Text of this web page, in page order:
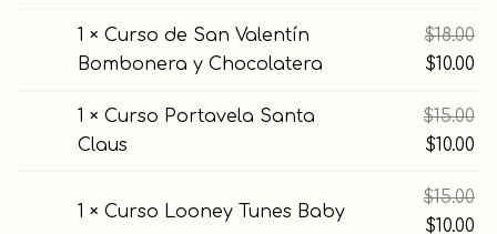
1 × Curso de San Valentín
Bombonera y Chocolatera
$18.00El
$10.00
1 × Curso Portavela Santa
Claus
$15.00El
$10.00
1 × Curso Looney Tunes Baby
$15.00El
$10.00